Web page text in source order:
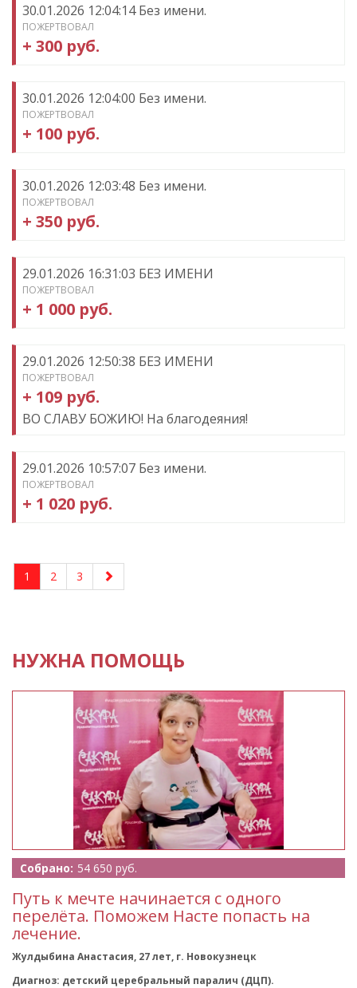
30.01.2026 12:04:14 Без имени.
ПОЖЕРТВОВАЛ
+ 300 руб.
30.01.2026 12:04:00 Без имени.
ПОЖЕРТВОВАЛ
+ 100 руб.
30.01.2026 12:03:48 Без имени.
ПОЖЕРТВОВАЛ
+ 350 руб.
29.01.2026 16:31:03 БЕЗ ИМЕНИ
ПОЖЕРТВОВАЛ
+ 1 000 руб.
29.01.2026 12:50:38 БЕЗ ИМЕНИ
ПОЖЕРТВОВАЛ
+ 109 руб.
ВО СЛАВУ БОЖИЮ! На благодеяния!
29.01.2026 10:57:07 Без имени.
ПОЖЕРТВОВАЛ
+ 1 020 руб.
1 2 3
НУЖНА ПОМОЩЬ
Собрано: 54 650 руб.
Путь к мечте начинается с одного
перелёта. Поможем Насте попасть на
лечение.
Жулдыбина Анастасия, 27 лет, г. Новокузнецк
Диагноз: детский церебральный паралич (ДЦП).